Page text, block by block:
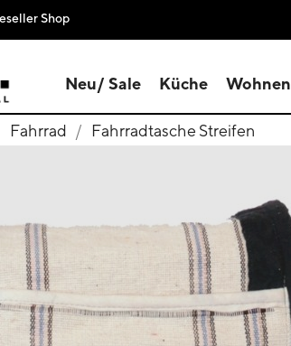
Shop
Neu/ Sale Küche Wohnen
Fahrrad Fahrradtasche Streifen